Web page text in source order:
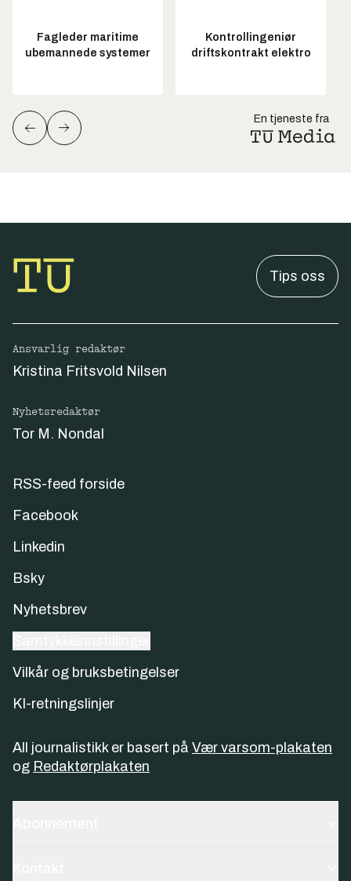
Fagleder maritime
ubemannede systemer
Kontrollingeniør
driftskontrakt elektro
En tjeneste fra
Tips oss
Ansvarlig redaktør
Kristina Fritsvold Nilsen
Nyhetsredaktør
Tor M. Nondal
RSS-feed forside
Facebook
Linkedin
Bsky
Nyhetsbrev
Vilkår og bruksbetingelser
KI-retningslinjer
All journalistikk er basert på Vær varsom-plakaten
og Redaktørplakaten